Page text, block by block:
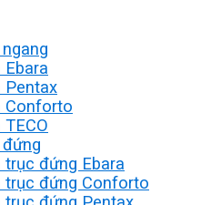
Pentax
Conforto
trục đứng Ebara
trục đứng Conforto